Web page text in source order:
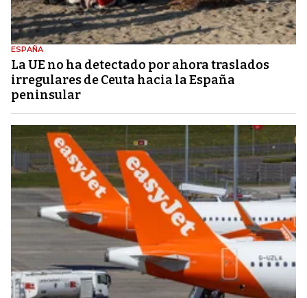
ESPAÑA
La UE no ha detectado por ahora traslados
irregulares de Ceuta hacia la España
peninsular